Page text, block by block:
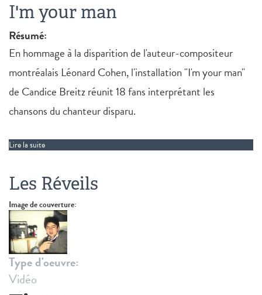
I'm your man
Résumé:
En hommage à la disparition de l'auteur-compositeur
montréalais Léonard Cohen, l'installation "I'm your man"
de Candice Breitz réunit 18 fans interprétant les
chansons du chanteur disparu.
Lire la suite
Les Réveils
Image de couverture:
Type d'oeuvre:
Vidéo